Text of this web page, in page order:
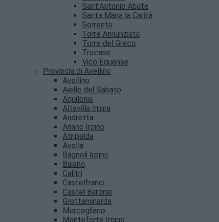
Sant’Antonio Abate
Santa Maria la Carità
Sorrento
Torre Annunziata
Torre del Greco
Trecase
Vico Equense
Provincia di Avellino
Avellino
Aiello del Sabato
Aquilonia
Altavilla Irpina
Andretta
Ariano Irpino
Atripalda
Avella
Bagnoli Irpino
Baiano
Calitri
Castelfranci
Castel Baronia
Grottaminarda
Mercogliano
Monteforte Irpino